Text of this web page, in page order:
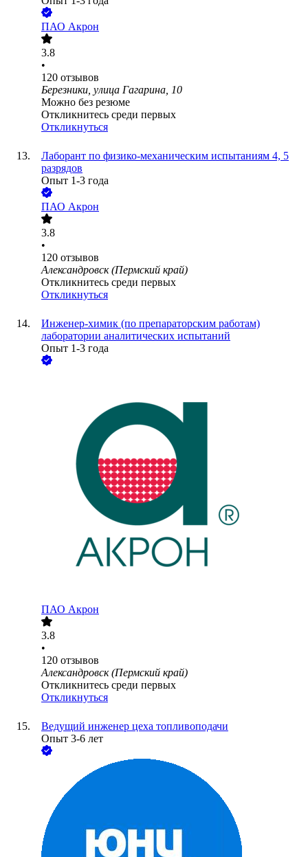
ПАО Акрон
3.8
•
120 отзывов
Березники, улица Гагарина, 10
Можно без резюме
Откликнитесь среди первых
Откликнуться
Лаборант по физико-механическим испытаниям 4, 5
разрядов
Опыт 1-3 года
ПАО Акрон
3.8
•
120 отзывов
Александровск (Пермский край)
Откликнитесь среди первых
Откликнуться
Инженер-химик (по препараторским работам)
лаборатории аналитических испытаний
Опыт 1-3 года
ПАО Акрон
3.8
•
120 отзывов
Александровск (Пермский край)
Откликнитесь среди первых
Откликнуться
Ведущий инженер цеха топливоподачи
Опыт 3-6 лет